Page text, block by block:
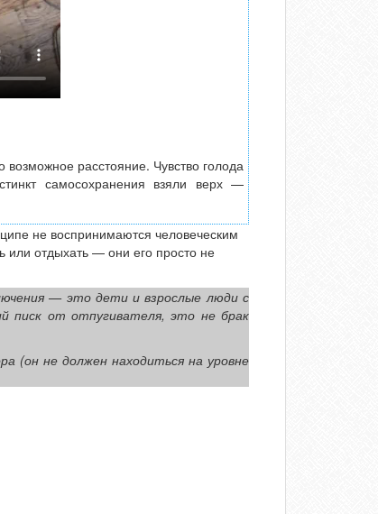
расстояние. Чувство голода
самосохранения взяли верх —
не воспринимаются человеческим
или отдыхать — они его просто не
— это дети и взрослые люди с
писк от отпугивателя, это не брак
(он не должен находиться на уровне